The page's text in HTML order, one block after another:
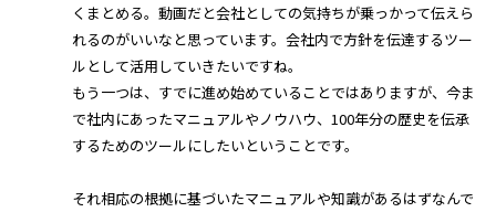
くまとめる。動画だと会社としての気持ちが乗っかって伝えら
れるのがいいなと思っています。会社内で方針を伝達するツー
ルとして活用していきたいですね。
もう一つは、すでに進め始めていることではありますが、今ま
で社内にあったマニュアルやノウハウ、100年分の歴史を伝承
するためのツールにしたいということです。
それ相応の根拠に基づいたマニュアルや知識があるはずなんで